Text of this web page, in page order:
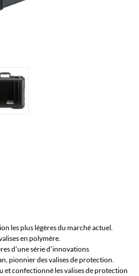
les plus légères du marché actuel.
en polymère.
d’une série d’innovations
pionnier des valises de protection.
et confectionné les valises de protection